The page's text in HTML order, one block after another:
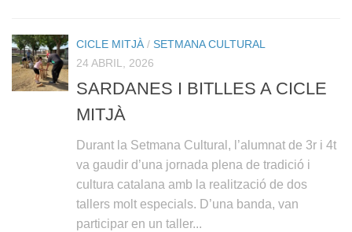
CICLE MITJÀ / SETMANA CULTURAL
24 ABRIL, 2026
SARDANES I BITLLES A CICLE
MITJÀ
Durant la Setmana Cultural, l’alumnat de 3r i 4t
va gaudir d’una jornada plena de tradició i
cultura catalana amb la realització de dos
tallers molt especials. D’una banda, van
participar en un taller...